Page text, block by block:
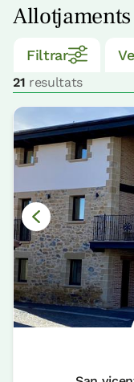
Filtrar
21 resultats